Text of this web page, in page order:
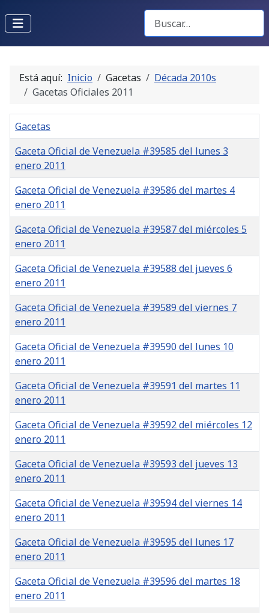
Buscar Gacetas
Está aquí: Inicio Gacetas
Década 2010s
Gacetas Oficiales 2011
Gacetas
Gaceta Oficial de Venezuela #39585 del lunes 3
enero 2011
Gaceta Oficial de Venezuela #39586 del martes 4
enero 2011
Gaceta Oficial de Venezuela #39587 del miércoles 5
enero 2011
Gaceta Oficial de Venezuela #39588 del jueves 6
enero 2011
Gaceta Oficial de Venezuela #39589 del viernes 7
enero 2011
Gaceta Oficial de Venezuela #39590 del lunes 10
enero 2011
Gaceta Oficial de Venezuela #39591 del martes 11
enero 2011
Gaceta Oficial de Venezuela #39592 del miércoles 12
enero 2011
Gaceta Oficial de Venezuela #39593 del jueves 13
enero 2011
Gaceta Oficial de Venezuela #39594 del viernes 14
enero 2011
Gaceta Oficial de Venezuela #39595 del lunes 17
enero 2011
Gaceta Oficial de Venezuela #39596 del martes 18
enero 2011